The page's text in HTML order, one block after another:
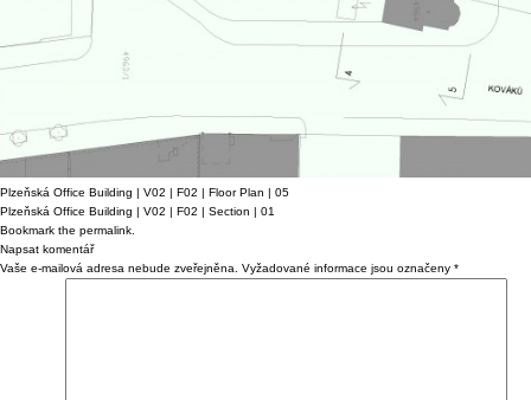
Plzeňská Office Building | V02 | F02 | Floor Plan | 05
Plzeňská Office Building | V02 | F02 | Section | 01
Bookmark the permalink
Napsat komentář
Vaše e-mailová adresa nebude zveřejněna.
Vyžadované informace jsou označeny *